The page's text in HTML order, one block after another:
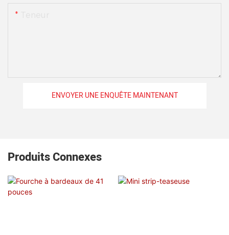
ENVOYER UNE ENQUÊTE MAINTENANT
Produits Connexes